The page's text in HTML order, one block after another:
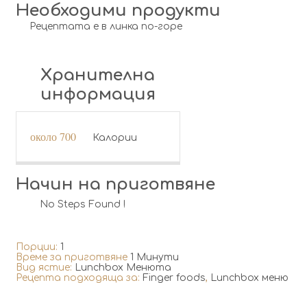
Необходими продукти
Рецептата е в линка по-горе
Хранителна
информация
около 700 Калории
Начин на приготвяне
No Steps Found !
Порции: 1
Време за приготвяне 1 Минути
Вид ястие: Lunchbox Менюта
Рецепта подходяща за: Finger foods, Lunchbox меню